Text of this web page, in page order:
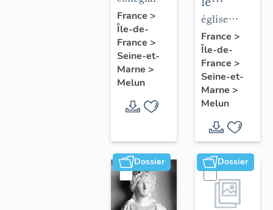
de la
collégiale
Notre-
Dame
Notre-
Dame
France >
Île-de-
France >
Seine-et-
Marne >
Melun
mobilier
de
l'église
Saint-
Aspais
église
paroissiale
Saint-
Aspais
France >
Île-de-
France >
Seine-et-
Marne >
Melun
Dossier Dossier